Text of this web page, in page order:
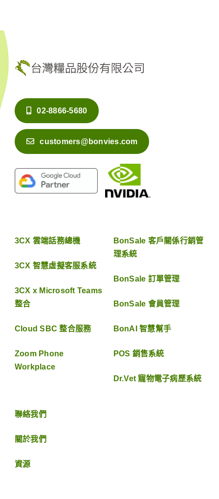
02-8866-5680
customers@bonvies.com
3CX 雲端話務總機
3CX 智慧虛擬客服系統
3CX x Microsoft Teams
整合
Cloud SBC 整合服務
Zoom Phone
Workplace
BonSale 客戶關係行銷管
理系統
BonSale 訂單管理
BonSale 會員管理
BonAI 智慧幫手
POS 銷售系統
Dr.Vet 寵物電子病歷系統
聯絡我們
關於我們
資源